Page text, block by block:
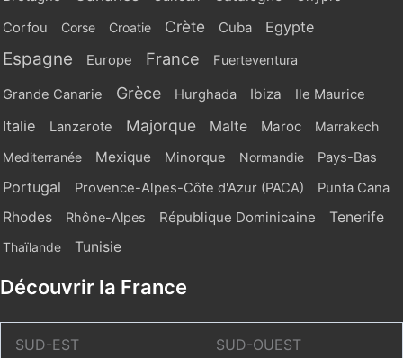
Corfou
Corse Croatie Crète Cuba Egypte
Espagne Europe France Fuerteventura
Grande Canarie Grèce Hurghada Ibiza Ile Maurice
Italie Lanzarote Majorque Malte Maroc
Marrakech
Mediterranée
Mexique Minorque Normandie Pays-Bas
Portugal Provence-Alpes-Côte d'Azur (PACA) Punta Cana
Rhodes Rhône-Alpes République Dominicaine Tenerife
Thaïlande Tunisie
Découvrir la France
SUD-EST
SUD-OUEST